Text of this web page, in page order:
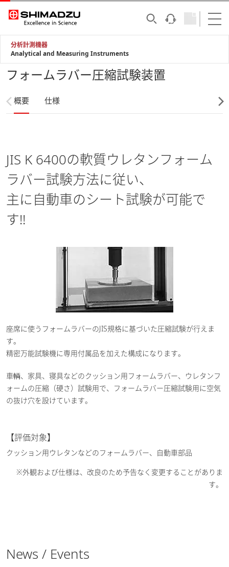
分析計測機器
Analytical and Measuring Instruments
フォームラバー圧縮試験装置
概要 仕様
JIS K 6400の軟質ウレタンフォーム
ラバー試験方法に従い、
主に自動車のシート試験が可能で
す!!
座席に使うフォームラバーのJIS規格に基づいた圧縮試験が行えま
す。
精密万能試験機に専用付属品を加えた構成になります。
車輌、家具、寝具などのクッション用フォームラバー、ウレタンフ
ォームの圧縮（硬さ）試験用で、フォームラバー圧縮試験用に空気
の抜け穴を設けています。
【評価対象】
クッション用ウレタンなどのフォームラバー、自動車部品
※外観および仕様は、改良のため予告なく変更することがありま
す。
News / Events